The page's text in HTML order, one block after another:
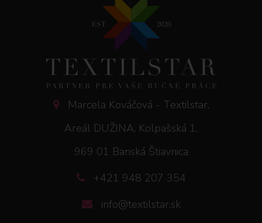
Marcela Kováčová - Textilstar,
Areál DUŽINA, Kolpašská 1,
969 01 Banská Štiavnica
+421 948 207 354
info@textilstar.sk